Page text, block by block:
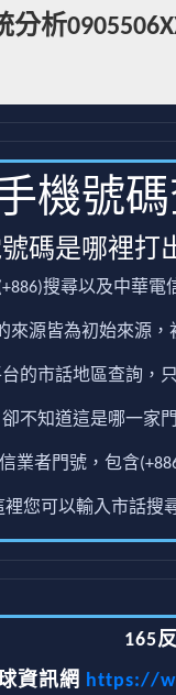
分析
機號
碼是哪裡打
搜尋以及中華
來源皆為初始來源
的市話地區查詢，
不知道這是哪一家
業者門號，包含
裡您可以輸入市話搜
165
資訊網 https://